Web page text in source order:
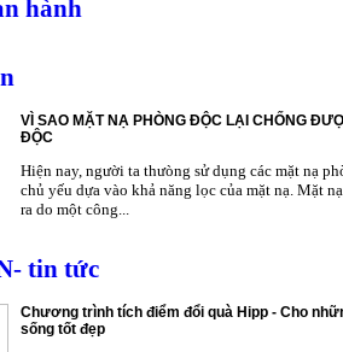
hành
VÌ SAO MẶT NẠ PHÒNG ĐỘC LẠI CHỐNG
ĐỘC
Hiện nay, người ta thưòng sử dụng các mặt nạ
chủ yếu dựa vào khả năng lọc của mặt nạ. Mặt
ra do một công...
tin tức
Chương trình tích điểm đổi quà Hipp - Cho
sống tốt đẹp